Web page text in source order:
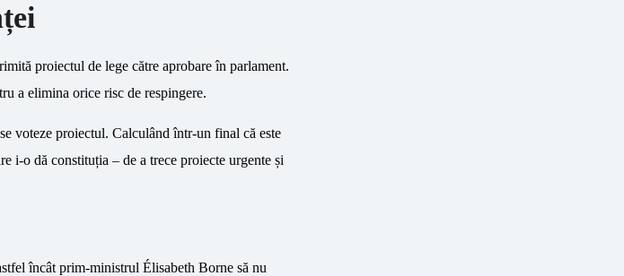
proiectul de lege către aprobare în parlament.
a elimina orice risc de respingere.
voteze proiectul. Calculând într-un final că este
i-o dă constituția – de a trece proiecte urgente și
încât prim-ministrul Élisabeth Borne să nu